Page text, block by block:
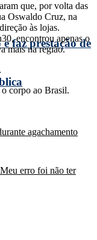
faz prestação de
que, por volta das
Oswaldo Cruz, na
às lojas.
encontrou apenas o
mais na região.
corpo ao Brasil.